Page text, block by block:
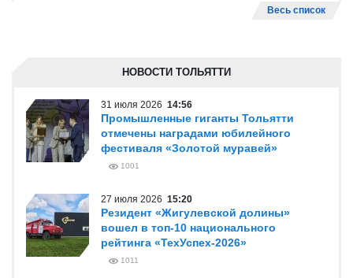
Весь список
НОВОСТИ ТОЛЬЯТТИ
31 июля 2026 14:56
Промышленные гиганты Тольятти
отмечены наградами юбилейного
фестиваля «Золотой муравей»
1001
27 июля 2026 15:20
Резидент «Жигулевской долины»
вошел в топ-10 национального
рейтинга «ТехУспех-2026»
1011